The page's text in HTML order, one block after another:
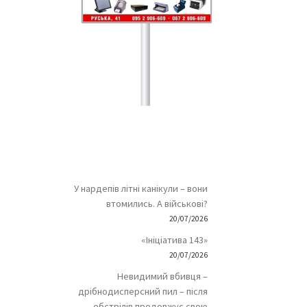
У нардепів літні канікули – вони
втомились. А військові?
20/07/2026
«Ініціатива 143»
20/07/2026
Невидимий вбивця –
дрібнодисперсний пил – після